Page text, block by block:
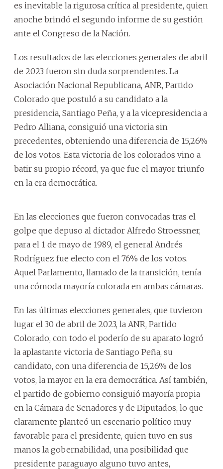
es inevitable la rigurosa crítica al presidente, quien
anoche brindó el segundo informe de su gestión
ante el Congreso de la Nación.
Los resultados de las elecciones generales de abril
de 2023 fueron sin duda sorprendentes. La
Asociación Nacional Republicana, ANR, Partido
Colorado que postuló a su candidato a la
presidencia, Santiago Peña, y a la vicepresidencia a
Pedro Alliana, consiguió una victoria sin
precedentes, obteniendo una diferencia de 15,26%
de los votos. Esta victoria de los colorados vino a
batir su propio récord, ya que fue el mayor triunfo
en la era democrática.
En las elecciones que fueron convocadas tras el
golpe que depuso al dictador Alfredo Stroessner,
para el 1 de mayo de 1989, el general Andrés
Rodríguez fue electo con el 76% de los votos.
Aquel Parlamento, llamado de la transición, tenía
una cómoda mayoría colorada en ambas cámaras.
En las últimas elecciones generales, que tuvieron
lugar el 30 de abril de 2023, la ANR, Partido
Colorado, con todo el poderío de su aparato logró
la aplastante victoria de Santiago Peña, su
candidato, con una diferencia de 15,26% de los
votos, la mayor en la era democrática. Así también,
el partido de gobierno consiguió mayoría propia
en la Cámara de Senadores y de Diputados, lo que
claramente planteó un escenario político muy
favorable para el presidente, quien tuvo en sus
manos la gobernabilidad, una posibilidad que
presidente paraguayo alguno tuvo antes,